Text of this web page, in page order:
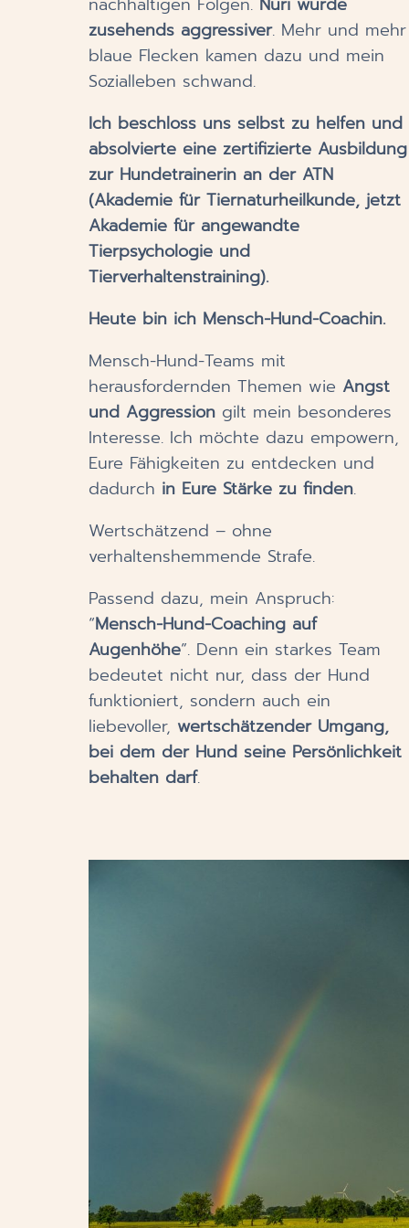
zusehends aggressiver. Mehr und mehr
blaue Flecken kamen dazu und mein
Sozialleben schwand.
Ich beschloss uns selbst zu helfen und
absolvierte eine zertifizierte Ausbildung
zur Hundetrainerin an der ATN
(Akademie für Tiernaturheilkunde, jetzt
Akademie für angewandte
Tierpsychologie und
Tierverhaltenstraining).
Heute bin ich Mensch-Hund-Coachin.
Mensch-Hund-Teams mit
herausfordernden Themen wie Angst
und Aggression gilt mein besonderes
Interesse. Ich möchte dazu empowern,
Eure Fähigkeiten zu entdecken und
dadurch in Eure Stärke zu finden.
Wertschätzend – ohne
verhaltenshemmende Strafe.
Passend dazu, mein Anspruch:
“Mensch-Hund-Coaching auf
Augenhöhe”. Denn ein starkes Team
bedeutet nicht nur, dass der Hund
funktioniert, sondern auch ein
liebevoller, wertschätzender Umgang,
bei dem der Hund seine Persönlichkeit
behalten darf.